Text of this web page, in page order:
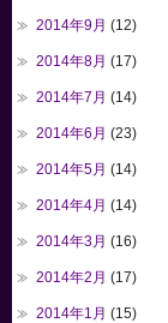
2014年9月 (12)
2014年8月 (17)
2014年7月 (14)
2014年6月 (23)
2014年5月 (14)
2014年4月 (14)
2014年3月 (16)
2014年2月 (17)
2014年1月 (15)